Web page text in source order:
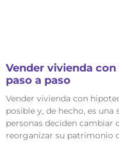
Vender vivienda
paso a paso
Vender vivienda con
posible y, de hecho, es
personas deciden cambiar
reorganizar su patrimonio